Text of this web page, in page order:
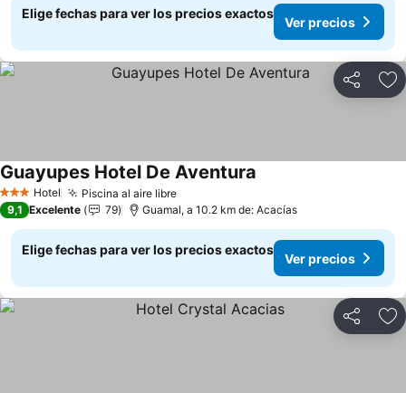
Elige fechas para ver los precios exactos
Ver precios
Compartir
3 Estrellas
Hotel Piscina al aire libreVer precios
Guayupes Hotel De Aventura
9,1 Excelente 79 Guamal, a 10.2 km de: Acacías
Elige fechas para ver los precios exactos
Ver precios
Compartir